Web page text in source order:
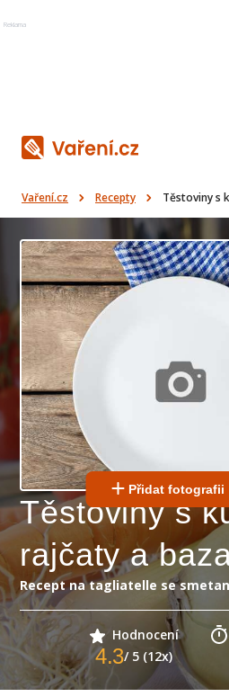
Reklama
Vaření.cz Recepty Těstoviny s
Přidat fotografii
Těstoviny s
rajčaty a
Recept na tagliatelle se
Hodnocení
4.3/ 5 (12x)